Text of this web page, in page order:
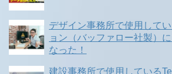
デザイン事務所で使用して
ョン（バッファロー社製）
なった！
建設事務所で使用している